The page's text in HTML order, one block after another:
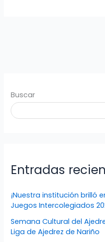
Buscar
Entradas
¡Nuestra institución brilló
Juegos Intercolegiados
Semana Cultural del
Liga de Ajedrez de Nariño